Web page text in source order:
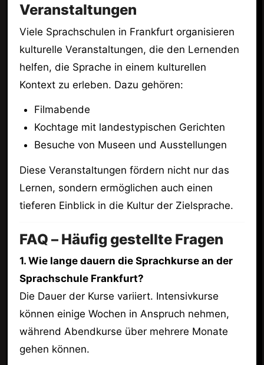
Veranstaltungen
Viele Sprachschulen in Frankfurt organisieren
kulturelle Veranstaltungen, die den Lernenden
helfen, die Sprache in einem kulturellen
Kontext zu erleben. Dazu gehören:
Filmabende
Kochtage mit landestypischen Gerichten
Besuche von Museen und Ausstellungen
Diese Veranstaltungen fördern nicht nur das
Lernen, sondern ermöglichen auch einen
tieferen Einblick in die Kultur der Zielsprache.
FAQ – Häufig gestellte Fragen
1. Wie lange dauern die Sprachkurse an der
Sprachschule Frankfurt?
Die Dauer der Kurse variiert. Intensivkurse
können einige Wochen in Anspruch nehmen,
während Abendkurse über mehrere Monate
gehen können.